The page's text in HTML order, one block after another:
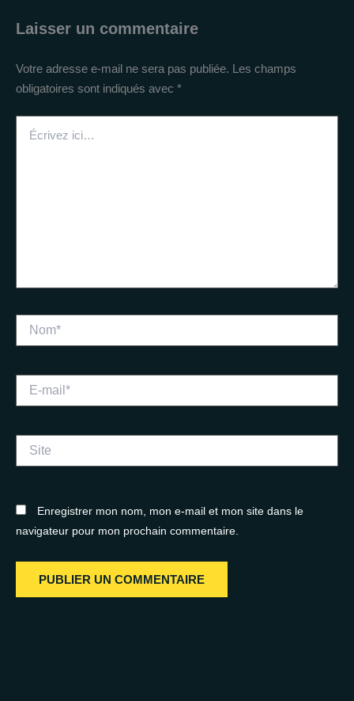
Laisser un commentaire
Votre adresse e-mail ne sera pas publiée. Les champs
obligatoires sont indiqués avec *
ici…
mail*
Enregistrer mon nom, mon e-mail et mon site dans le
navigateur pour mon prochain commentaire.